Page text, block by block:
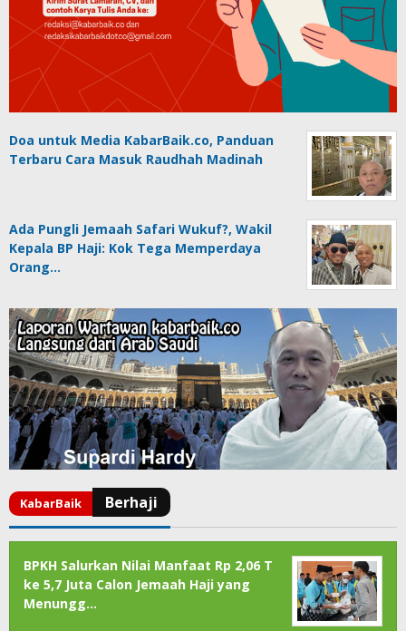
Doa untuk Media KabarBaik.co, Panduan
Terbaru Cara Masuk Raudhah Madinah
Ada Pungli Jemaah Safari Wukuf?, Wakil
Kepala BP Haji: Kok Tega Memperdaya
Orang…
BPKH Salurkan Nilai Manfaat Rp 2,06 T
ke 5,7 Juta Calon Jemaah Haji yang
Menungg…